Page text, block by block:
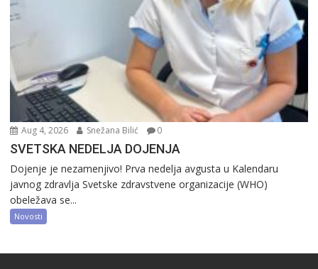
Aug 4, 2026 Snežana Bilić 0
SVETSKA NEDELJA DOJENJA
Dojenje je nezamenjivo! Prva nedelja avgusta u Kalendaru
javnog zdravlja Svetske zdravstvene organizacije (WHO)
obeležava se...
Novosti